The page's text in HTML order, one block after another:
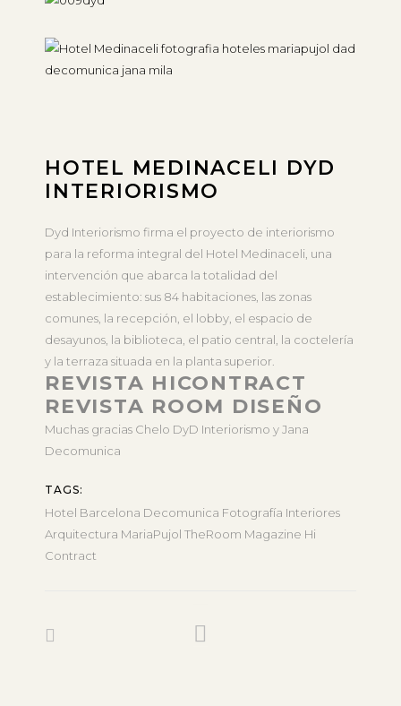
HOTEL MEDINACELI DYD
INTERIORISMO
Dyd Interiorismo firma el proyecto de interiorismo
para la reforma integral del Hotel Medinaceli, una
intervención que abarca la totalidad del
establecimiento: sus 84 habitaciones, las zonas
comunes, la recepción, el lobby, el espacio de
desayunos, la biblioteca, el patio central, la coctelería
y la terraza situada en la planta superior.
REVISTA HICONTRACT
REVISTA ROOM DISEÑO
Muchas gracias Chelo DyD Interiorismo y Jana
Decomunica
TAGS:
Hotel Barcelona Decomunica Fotografía Interiores
Arquitectura MariaPujol TheRoom Magazine Hi
Contract